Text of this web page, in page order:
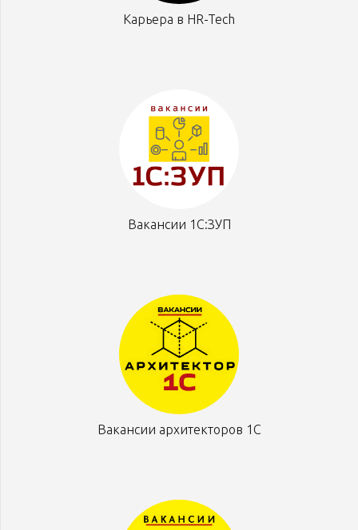
Карьера в HR-Tech
Вакансии 1С:ЗУП
Вакансии архитекторов 1С